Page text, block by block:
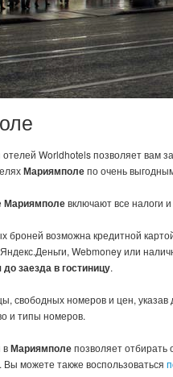
Worldhotels позволяет вам
Мариямполепо очень
Мариямполевключают все налоги
броней возможна кредитной
Webmoney или
заезда в гостиницу.
свободных номеров и цен, указав
и типы номеров.
вМариямполепозволяет отбирать
можете также воспользоваться